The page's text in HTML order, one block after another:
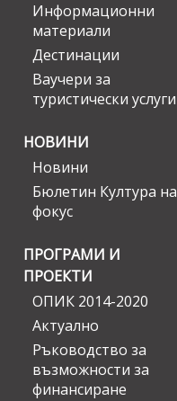
Информационни
материали
Дестинации
Ваучери за
туристически услуги
НОВИНИ
Новини
Бюлетин Култура на
фокус
ПРОГРАМИ И
ПРОЕКТИ
ОПИК 2014-2020
Актуално
Ръководство за
възможности за
финансиране